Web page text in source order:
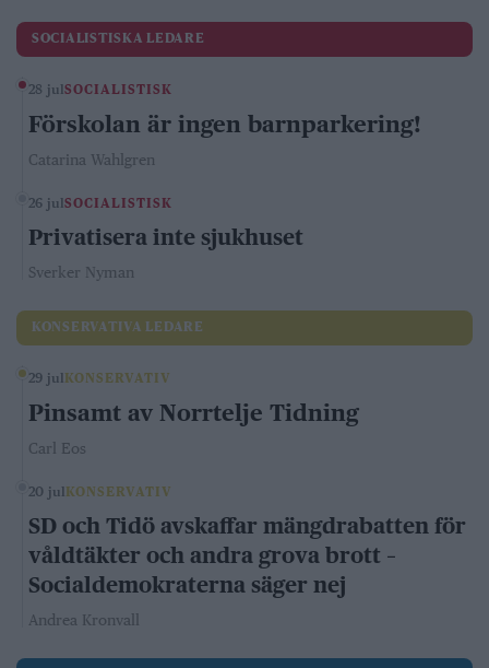
SOCIALISTISKA LEDARE
28 julSOCIALISTISK
Förskolan är ingen barnparkering!
Catarina Wahlgren
26 julSOCIALISTISK
Privatisera inte sjukhuset
Sverker Nyman
KONSERVATIVA LEDARE
29 jul KONSERVATIV
Pinsamt av Norrtelje Tidning
Carl Eos
20 jul KONSERVATIV
SD och Tidö avskaffar mängdrabatten för
våldtäkter och andra grova brott –
Socialdemokraterna säger nej
Andrea Kronvall